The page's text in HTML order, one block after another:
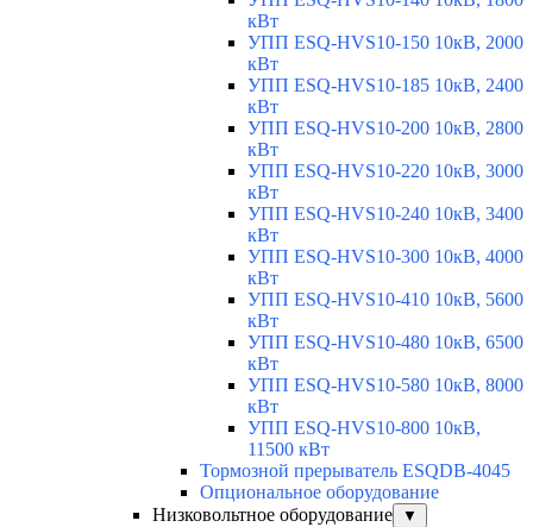
кВт
УПП ESQ-HVS10-150 10кВ, 2000
кВт
УПП ESQ-HVS10-185 10кВ, 2400
кВт
УПП ESQ-HVS10-200 10кВ, 2800
кВт
УПП ESQ-HVS10-220 10кВ, 3000
кВт
УПП ESQ-HVS10-240 10кВ, 3400
кВт
УПП ESQ-HVS10-300 10кВ, 4000
кВт
УПП ESQ-HVS10-410 10кВ, 5600
кВт
УПП ESQ-HVS10-480 10кВ, 6500
кВт
УПП ESQ-HVS10-580 10кВ, 8000
кВт
УПП ESQ-HVS10-800 10кВ,
11500 кВт
Тормозной прерыватель ESQDB-4045
Опциональное оборудование
Низковольтное оборудование
▼